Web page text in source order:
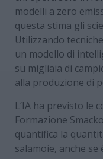
modelli a zero
questa stima gli
Utilizzando
un modello di
su migliaia di
alla produzione di
L’IA ha previsto le
Formazione
quantifica la
salamoie, anche